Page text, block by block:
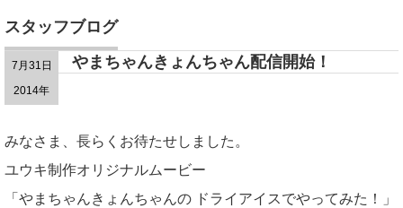
スタッフブログ
7月31日
2014年
やまちゃんきょんちゃん配信開始！
みなさま、長らくお待たせしました。
ユウキ制作オリジナルムービー
「やまちゃんきょんちゃんの ドライアイスでやってみた！」